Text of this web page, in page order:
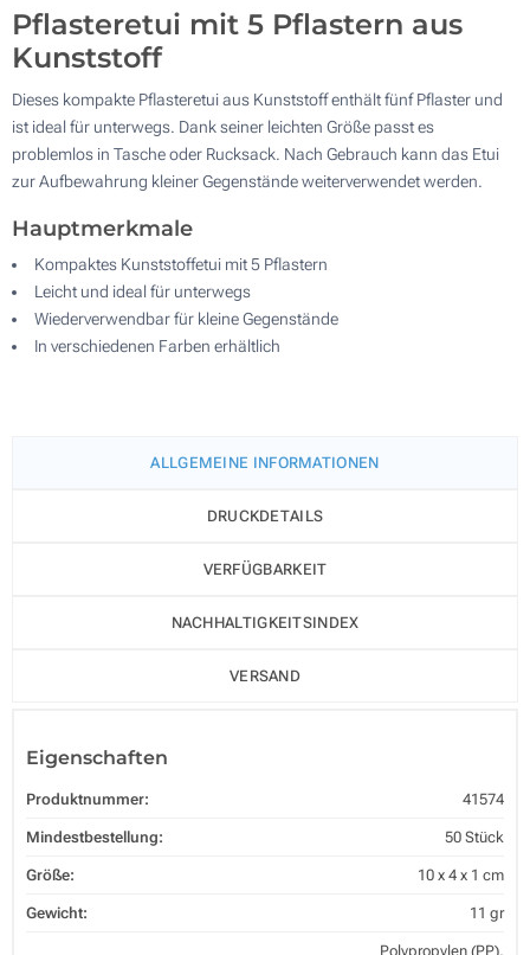
Pflasteretui mit 5 Pflastern aus
Kunststoff
Dieses kompakte Pflasteretui aus Kunststoff enthält fünf Pflaster und
ist ideal für unterwegs. Dank seiner leichten Größe passt es
problemlos in Tasche oder Rucksack. Nach Gebrauch kann das Etui
zur Aufbewahrung kleiner Gegenstände weiterverwendet werden.
Hauptmerkmale
Kompaktes Kunststoffetui mit 5 Pflastern
Leicht und ideal für unterwegs
Wiederverwendbar für kleine Gegenstände
In verschiedenen Farben erhältlich
ALLGEMEINE INFORMATIONEN
DRUCKDETAILS
VERFÜGBARKEIT
NACHHALTIGKEITSINDEX
VERSAND
Eigenschaften
Produktnummer: 41574
Mindestbestellung: 50 Stück
Größe: 10 x 4 x 1 cm
Gewicht: 11 gr
Polypropylen (PP),